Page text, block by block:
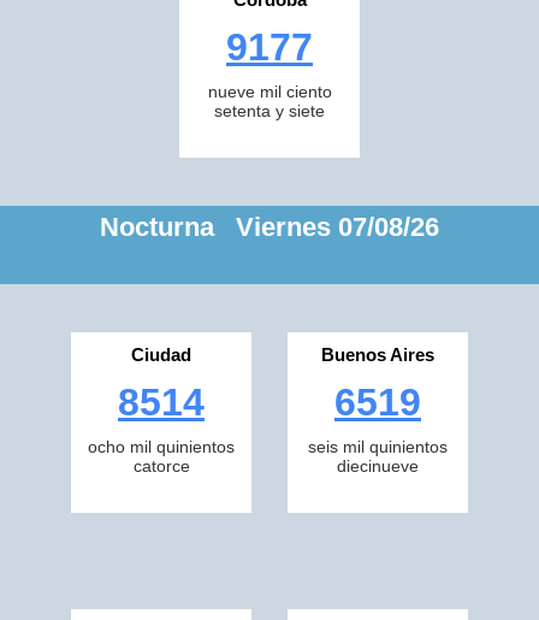
9177
nueve mil ciento
setenta y siete
Nocturna Viernes 07/08/26
Ciudad
8514
ocho mil quinientos
catorce
Buenos Aires
6519
seis mil quinientos
diecinueve